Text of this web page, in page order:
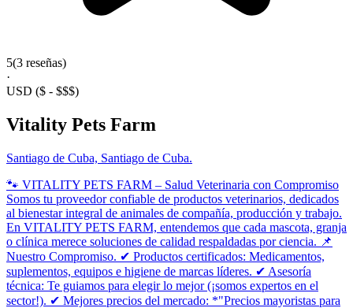
5(3 reseñas)
·
USD ($ - $$$)
Vitality Pets Farm
Santiago de Cuba, Santiago de Cuba.
🐾 VITALITY PETS FARM – Salud Veterinaria con Compromiso
Somos tu proveedor confiable de productos veterinarios, dedicados
al bienestar integral de animales de compañía, producción y trabajo.
En VITALITY PETS FARM, entendemos que cada mascota, granja
o clínica merece soluciones de calidad respaldadas por ciencia. 📌
Nuestro Compromiso. ✔ Productos certificados: Medicamentos,
suplementos, equipos e higiene de marcas líderes. ✔ Asesoría
técnica: Te guiamos para elegir lo mejor (¡somos expertos en el
sector!). ✔ Mejores precios del mercado: *"Precios mayoristas para